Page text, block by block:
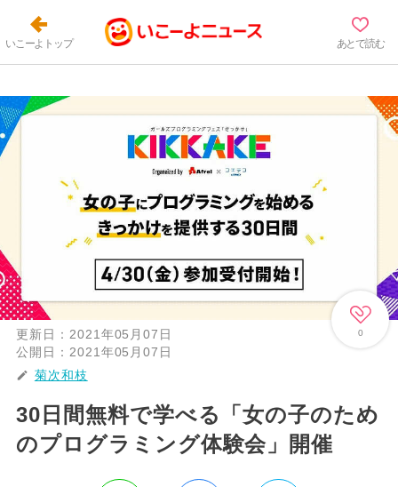
いこーよトップ あとで読む
0
更新日： 2021年05月07日
公開日： 2021年05月07日
菊次和枝
30日間無料で学べる「女の子のため
のプログラミング体験会」開催